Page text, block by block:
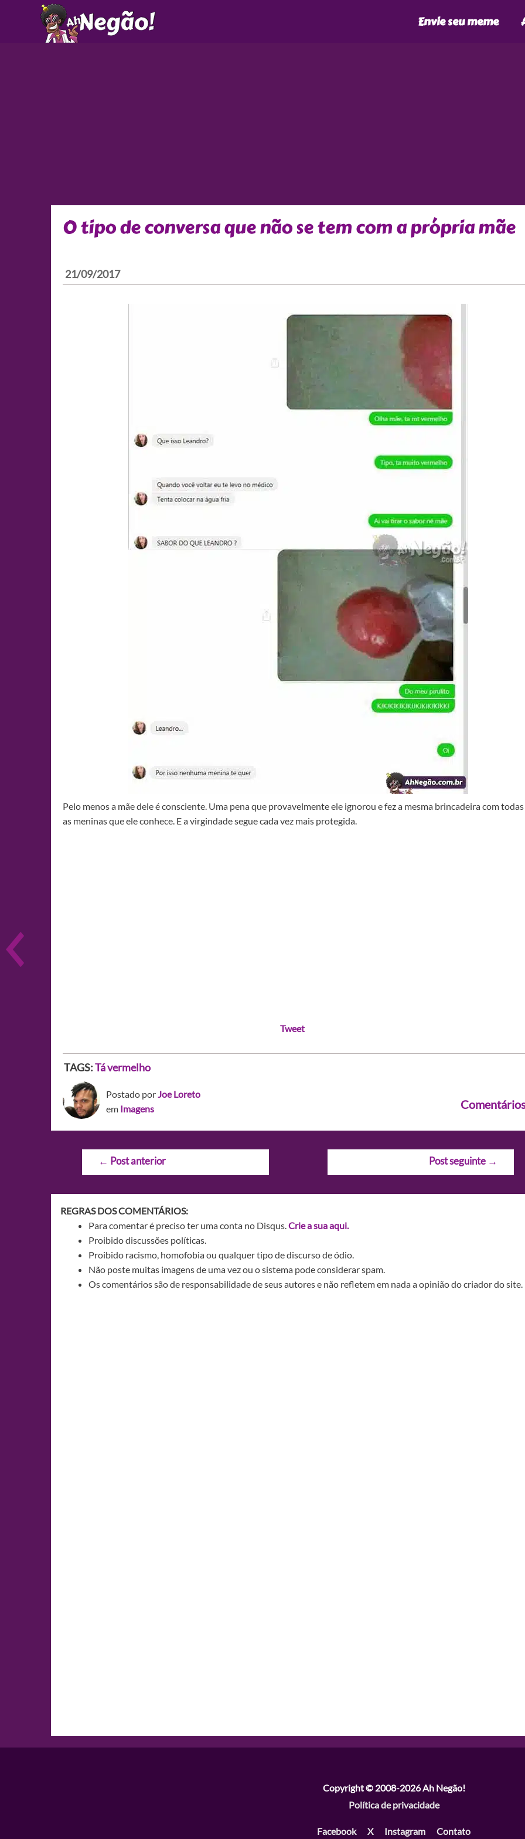
Envie seu meme
O tipo de conversa que não se tem com a própria mãe
21/09/2017
Pelo menos a mãe dele é consciente. Uma pena que provavelmente ele ignorou e fez a mesma brincadeira com todas
as meninas que ele conhece. E a virgindade segue cada vez mais protegida.
Tweet
TAGS:Tá vermelho
Postado porJoe Loreto
em Imagens
Navegação
← Post anterior Post seguinte →
REGRAS DOS COMENTÁRIOS:
Para comentar é preciso ter uma conta no Disqus.Crie a sua aqui.
Proibido discussões políticas.
Proibido racismo, homofobia ou qualquer tipo de discurso de ódio.
Não poste muitas imagens de uma vez ou o sistema pode considerar spam.
Os comentários são de responsabilidade de seus autores e não refletem em nada a opinião do criador do site.
Copyright © 2008-2026Ah Negão!
Política de privacidade
Facebook X Instagram Contato